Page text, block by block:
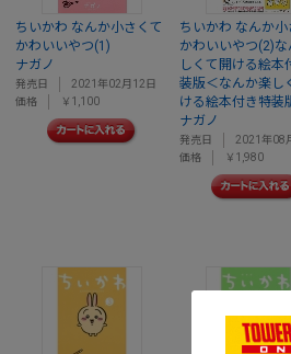
ちいかわ なんか小さくて
かわいいやつ(1)
ナガノ
発売日
2021年02月12日
価格
￥1,100
ちいかわ なんか小
かわいいやつ(2)な
しくて開ける絵本
装版＜なんか楽し
ける絵本付き特装
ナガノ
発売日
2021年08
価格
￥1,980